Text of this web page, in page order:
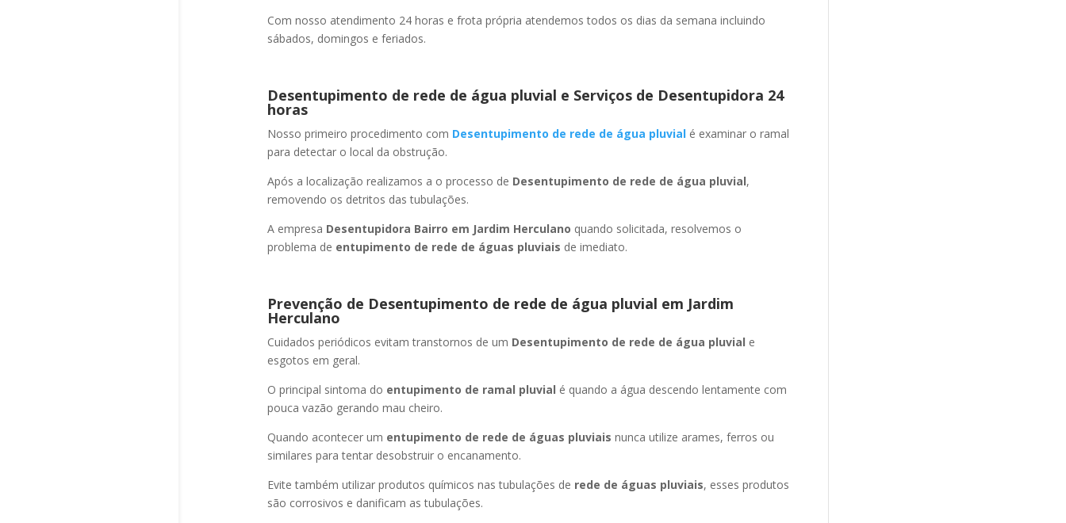
Com nosso atendimento 24 horas e frota própria atendemos todos os dias da semana incluindo
sábados, domingos e feriados.
Desentupimento de rede de água pluvial e Serviços de Desentupidora 24
horas
Nosso primeiro procedimento com Desentupimento de rede de água pluvialé examinar o ramal
para detectar o local da obstrução.
Após a localização realizamos a o processo de Desentupimento de rede de água pluvial,
removendo os detritos das tubulações.
A empresa Desentupidora Bairro em Jardim Herculano quando solicitada, resolvemos o
problema de entupimento de rede de águas pluviais de imediato.
Prevenção de Desentupimento de rede de água pluvial em Jardim
Herculano
Cuidados periódicos evitam transtornos de um Desentupimento de rede de água pluvial e
esgotos em geral.
O principal sintoma do entupimento de ramal pluvial é quando a água descendo lentamente com
pouca vazão gerando mau cheiro.
Quando acontecer um entupimento de rede de águas pluviais nunca utilize arames, ferros ou
similares para tentar desobstruir o encanamento.
Evite também utilizar produtos químicos nas tubulações de rede de águas pluviais, esses produtos
são corrosivos e danificam as tubulações.